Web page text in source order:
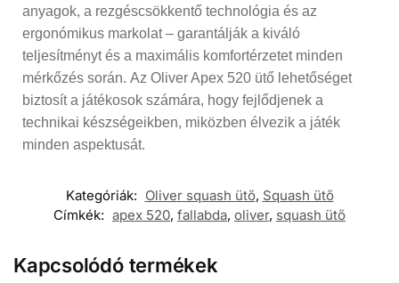
anyagok, a rezgéscsökkentő technológia és az
ergonómikus markolat – garantálják a kiváló
teljesítményt és a maximális komfortérzetet minden
mérkőzés során. Az Oliver Apex 520 ütő lehetőséget
biztosít a játékosok számára, hogy fejlődjenek a
technikai készségeikben, miközben élvezik a játék
minden aspektusát.
Kategóriák: Oliver squash ütő, Squash ütő
Címkék: apex 520, fallabda, oliver, squash ütő
Kapcsolódó termékek